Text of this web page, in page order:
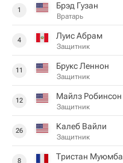
1 Брэд Гузан
Вратарь
4 Луис Абрам
Защитник
11 Брукс Леннон
Защитник
12 Майлз Робинсон
Защитник
26 Калеб Вайли
Защитник
8 Тристан Муюмба